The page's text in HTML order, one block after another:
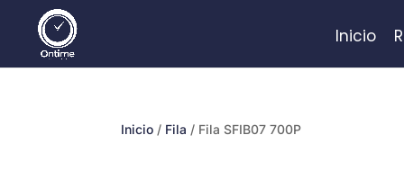
Inicio
Inicio / Fila / Fila SFIB07 700P